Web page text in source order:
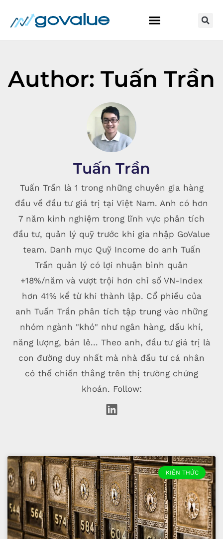
Author: Tuấn Trần
Tuấn Trần
Tuấn Trần là 1 trong những chuyên gia hàng
đầu về đầu tư giá trị tại Việt Nam. Anh có hơn
7 năm kinh nghiệm trong lĩnh vực phân tích
đầu tư, quản lý quỹ trước khi gia nhập GoValue
team. Danh mục Quỹ Income do anh Tuấn
Trần quản lý có lợi nhuận bình quân
+18%/năm và vượt trội hơn chỉ số VN-Index
hơn 41% kể từ khi thành lập. Cổ phiếu của
anh Tuấn Trần phân tích tập trung vào những
nhóm ngành "khó" như ngân hàng, dầu khí,
năng lượng, bán lẻ... Theo anh, đầu tư giá trị là
con đường duy nhất mà nhà đầu tư cá nhân
có thể chiến thắng trên thị trường chứng
khoán. Follow:
KIẾN THỨC